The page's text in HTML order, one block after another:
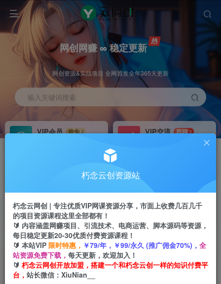
网创网赚 ∞ 稳定更新
网创资源&实战项目 全网首发全年365天更新
输入关键词搜索
VIP会员
抢先
VIP交流
群聊
研究探讨更多创业项目路子。
会员专属推广链接
四导航 导航
APP下载
GO
首页 创业课程 会员免费 正文
胖哥·小红书电商课程，解决小白做小红书电商时
的困惑，让新人也一台手机也能做电商
朽念云创资源站
朽念云网创 | 专注优质VIP网课资源分享，市面上收费几百几千
的项目资源课程这里全部都有！
🔰 内容涵盖网赚项目、引流技术、电商运营、脚本源码等资源，
每日稳定更新20-30优质付费资源课程！
🔰 本站VIP 限时特惠， ￥79/年，￥99/永久 (推广佣金70%)， 全
站资源免费下载， 每天更新，欢迎加入！
🔰 朽念云网创开放加盟，搭建一个和朽念云创一样的知识付费平
台， 站长微信：XiuNian__